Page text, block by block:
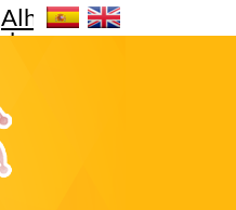
Alhama
de